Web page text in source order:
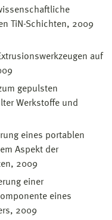
TiN-Schichten, 2009
auf
gepulsten
Werkstoffe und
eines portablen
Aspekt der
2009
einer
eines
2009